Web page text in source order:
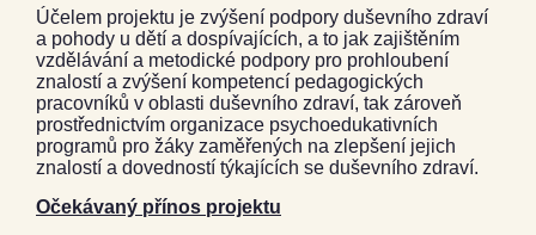
Účelem projektu je zvýšení podpory duševního zdraví
a pohody u dětí a dospívajících, a to jak zajištěním
vzdělávání a metodické podpory pro prohloubení
znalostí a zvýšení kompetencí pedagogických
pracovníků v oblasti duševního zdraví, tak zároveň
prostřednictvím organizace psychoedukativních
programů pro žáky zaměřených na zlepšení jejich
znalostí a dovedností týkajících se duševního zdraví.
Očekávaný přínos projektu